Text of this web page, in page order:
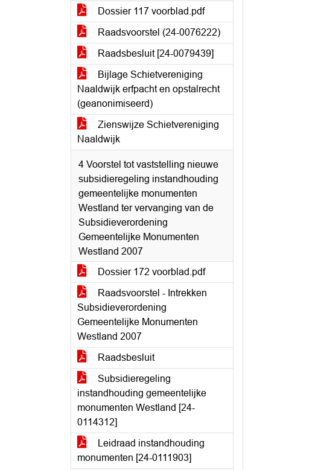
Dossier 117 voorblad.pdf
Raadsvoorstel (24-0076222)
Raadsbesluit [24-0079439]
Bijlage Schietvereniging
Naaldwijk erfpacht en opstalrecht
(geanonimiseerd)
Zienswijze Schietvereniging
Naaldwijk
4 Voorstel tot vaststelling nieuwe
subsidieregeling instandhouding
gemeentelijke monumenten
Westland ter vervanging van de
Subsidieverordening
Gemeentelijke Monumenten
Westland 2007
Dossier 172 voorblad.pdf
Raadsvoorstel - Intrekken
Subsidieverordening
Gemeentelijke Monumenten
Westland 2007
Raadsbesluit
Subsidieregeling
instandhouding gemeentelijke
monumenten Westland [24-
0114312]
Leidraad instandhouding
monumenten [24-0111903]